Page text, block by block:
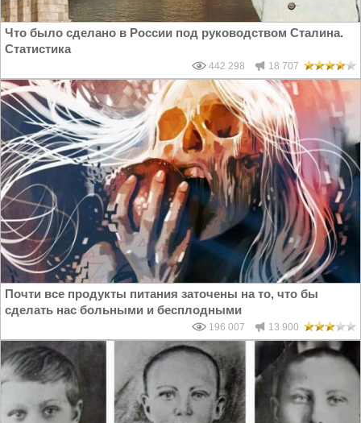
Что было сделано в России под руководством Сталина.
Статистика
442 298 18 707
Почти все продукты питания заточены на то, что бы
сделать нас больными и бесплодными
196 007 13 900